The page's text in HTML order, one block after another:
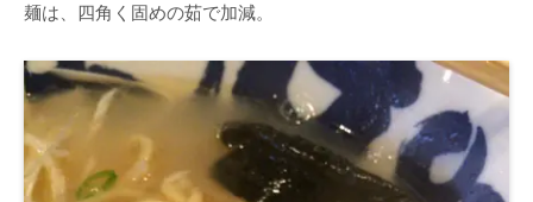
麺は、四角く固めの茹で加減。